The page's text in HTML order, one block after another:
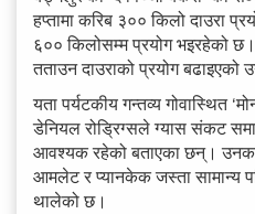
हप्तामा करिब ३०० किलो दाउरा
६०० किलोसम्म प्रयोग भइरहेको
तताउन दाउराको प्रयोग बढाइएको
यता पर्यटकीय गन्तव्य गोवास्थित
डेनियल रोड्रिग्सले ग्यास संकट
आवश्यक रहेको बताएका छन्।
आमलेट र प्यानकेक जस्ता सामान्य
थालेको छ।